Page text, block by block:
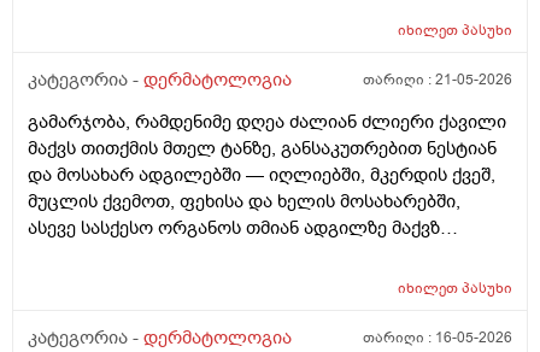
იხილეთპასუხი
კატეგორია - დერმატოლოგია თარიღი :21-05-2026
გამარჯობა, რამდენიმე დღეა ძალიან ძლიერი ქავილი
მაქვს თითქმის მთელ ტანზე, განსაკუთრებით ნესტიან
და მოსახარ ადგილებში — იღლიებში, მკერდის ქვეშ,
მუცლის ქვემოთ, ფეხისა და ხელის მოსახარებში,
ასევე სასქესო ორგანოს თმიან ადგილზე მაქვზ
გაღიზიანება თავზე და ყურებში. ქავილი ზოგჯერ
მაინტერესებს, რისი ბრალი შეიძლება იყოს და რას
იხილეთპასუხი
კატეგორია - დერმატოლოგია თარიღი : 16-05-2026